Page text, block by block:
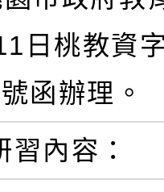
日桃教資
函辦理。
習內容：